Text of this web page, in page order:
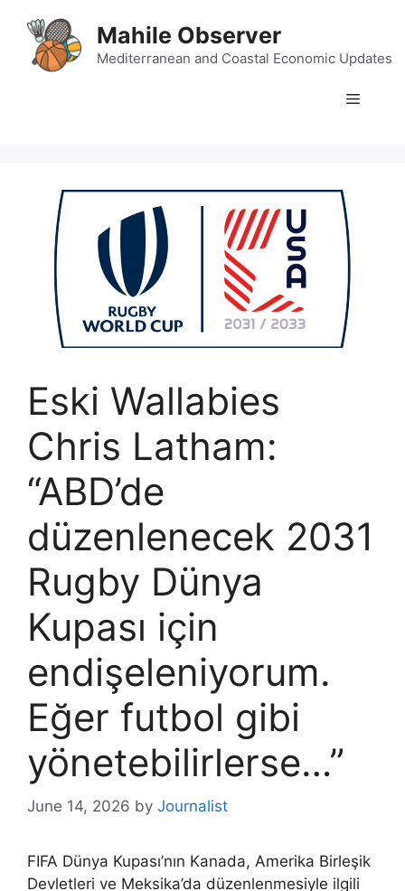
content
Mahile Observer
Mediterranean and Coastal Economic Updates
Menu
Eski Wallabies
Chris Latham:
“ABD’de
düzenlenecek 2031
Rugby Dünya
Kupası için
endişeleniyorum.
Eğer futbol gibi
yönetebilirlerse…”
June 14, 2026 by Journalist
FIFA Dünya Kupası’nın Kanada, Amerika Birleşik
Devletleri ve Meksika’da düzenlenmesiyle ilgili